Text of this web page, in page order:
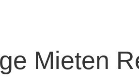
Mieten